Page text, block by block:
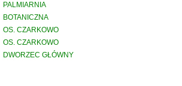
PALMIARNIA
BOTANICZNA
OS. CZARKOWO
OS. CZARKOWO
DWORZEC GŁÓWNY